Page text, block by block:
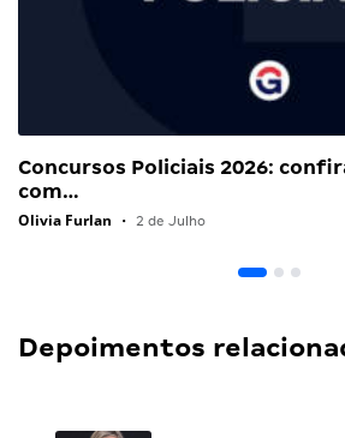
Concursos Policiais 2026:
com…
Olivia Furlan • 2 de Julho
Depoimentos